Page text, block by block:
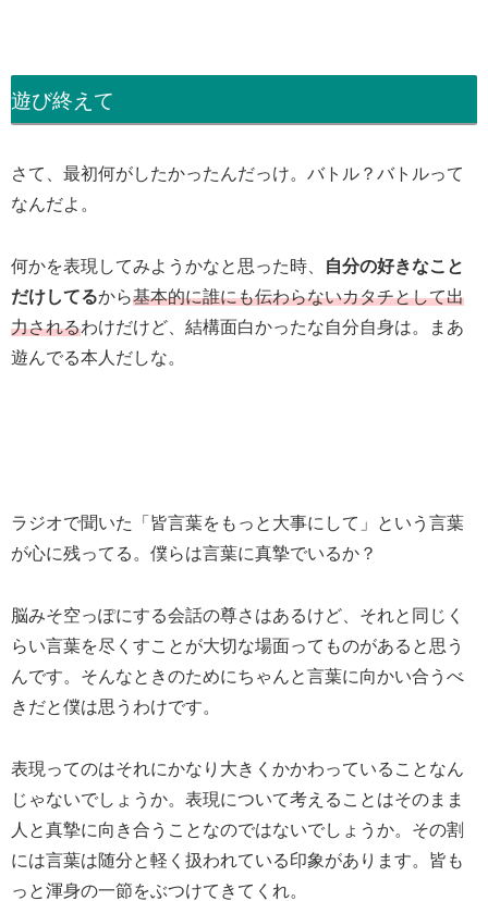
遊び終えて
さて、最初何がしたかったんだっけ。バトル？バトルって
なんだよ。
何かを表現してみようかなと思った時、
自分の好きなこと
だけしてるから基本的に誰にも伝わらないカタチとして出
力されるわけだけど、結構面白かったな自分自身は。まあ
遊んでる本人だしな。
ラジオで聞いた「皆言葉をもっと大事にして」という言葉
が心に残ってる。僕らは言葉に真摯でいるか？
脳みそ空っぽにする会話の尊さはあるけど、それと同じく
らい言葉を尽くすことが大切な場面ってものがあると思う
んです。そんなときのためにちゃんと言葉に向かい合うべ
きだと僕は思うわけです。
表現ってのはそれにかなり大きくかかわっていることなん
じゃないでしょうか。表現について考えることはそのまま
人と真摯に向き合うことなのではないでしょうか。その割
には言葉は随分と軽く扱われている印象があります。皆も
っと渾身の一節をぶつけてきてくれ。